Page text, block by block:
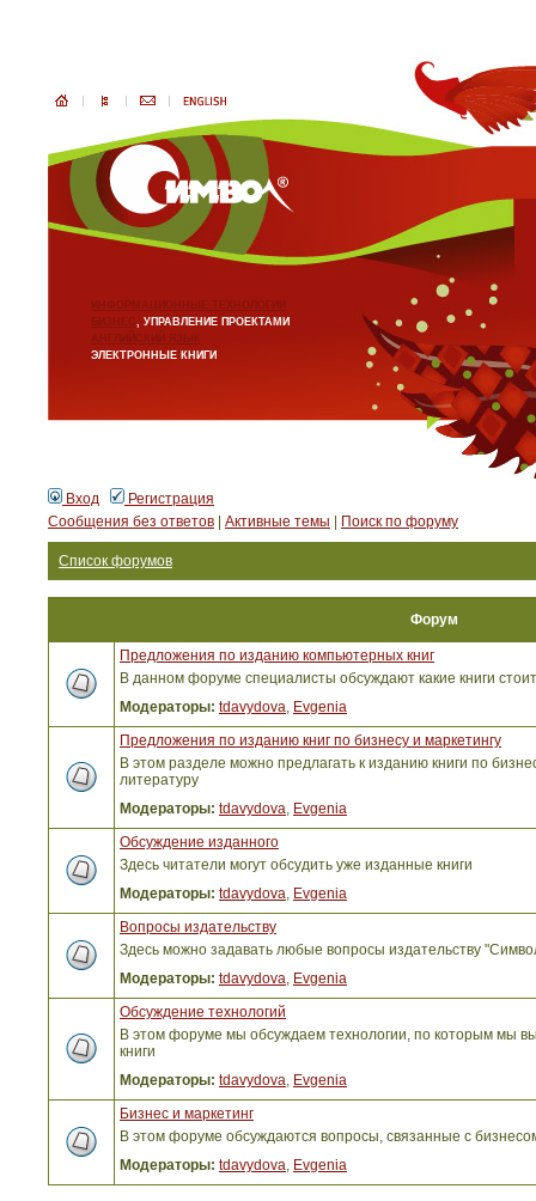
ИНФОРМАЦИОННЫЕ ТЕХНОЛОГИИ
БИЗНЕС, УПРАВЛЕНИЕ ПРОЕКТАМИ
АНГЛИЙСКИЙ ЯЗЫК
ЭЛЕКТРОННЫЕ КНИГИ
Вход
Регистрация
Сообщения без ответов
Активные темы Поиск по форуму
Список форумов
Форум
Предложения по изданию компьютерных книг
В данном форуме специалисты обсуждают какие книги
Модераторы: tdavydova, Evgenia
Предложения по изданию книг по бизнесу и маркетингу
В этом разделе можно предлагать к изданию книги по
литературу
Модераторы: tdavydova, Evgenia
Обсуждение изданного
Здесь читатели могут обсудить уже изданные книги
Модераторы: tdavydova, Evgenia
Вопросы издательству
Здесь можно задавать любые вопросы издательству
Модераторы: tdavydova, Evgenia
Обсуждение технологий
В этом форуме мы обсуждаем технологии, по которым мы
книги
Модераторы: tdavydova, Evgenia
Бизнес и маркетинг
В этом форуме обсуждаются вопросы, связанные с
Модераторы: tdavydova, Evgenia